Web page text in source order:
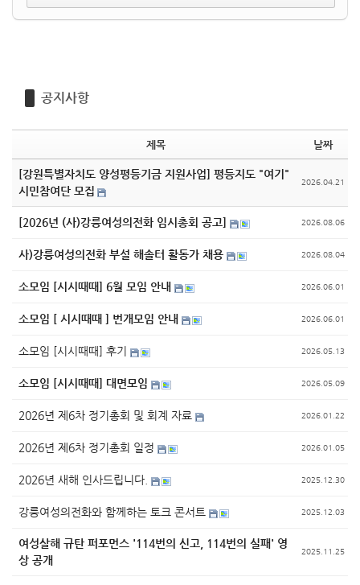
공지사항
제목 날짜
[강원특별자치도 양성평등기금 지원사업] 평등지도 "여기"
시민참여단 모집
2026.04.21
[2026년 (사)강릉여성의전화 임시총회 공고] 2026.08.06
사)강릉여성의전화 부설 해솔터 활동가 채용 2026.08.04
소모임 [시시때때] 6월 모임 안내 2026.06.01
소모임 [ 시시때때 ] 번개모임 안내 2026.06.01
소모임 [시시때때] 후기 2026.05.13
소모임 [시시때때] 대면모임 2026.05.09
2026년 제6차 정기총회 및 회계 자료 2026.01.22
2026년 제6차 정기총회 일정 2026.01.05
2026년 새해 인사드립니다. 2025.12.30
강릉여성의전화와 함께하는 토크 콘서트 2025.12.03
여성살해 규탄 퍼포먼스 '114번의 신고, 114번의 실패' 영
상 공개
2025.11.25